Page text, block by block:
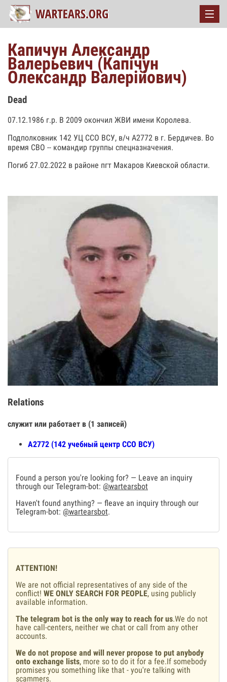
Капичун Александр
Валерьевич (Капічун
Олександр Валерійович)
Dead
07.12.1986 г.р. В 2009 окончил ЖВИ имени Королева.
Подполковник 142 УЦ ССО ВСУ, в/ч А2772 в г. Бердичев. Во
время СВО -- командир группы спецназначения.
Погиб 27.02.2022 в районе пгт Макаров Киевской области.
Relations
служит или работает в (1 записей)
А2772 (142 учебный центр ССО ВСУ)
Found a person you're looking for? — Leave an inquiry
through our Telegram-bot: @wartearsbot
Haven't found anything? — fleave an inquiry through our
Telegram-bot: @wartearsbot.
ATTENTION!
We are not official representatives of any side of the
conflict! WE ONLY SEARCH FOR PEOPLE, using publicly
available information.
The telegram bot is the only way to reach for us.We do not
have call-centers, neither we chat or call from any other
accounts.
We do not propose and will never propose to put anybody
onto exchange lists, more so to do it for a fee.If somebody
promises you something like that - you're talking with
scammers.